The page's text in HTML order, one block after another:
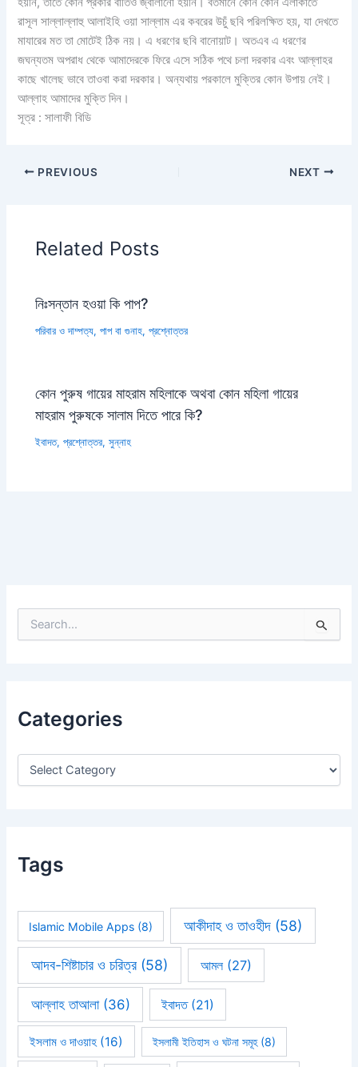
রাসূল সাল্লাল্লাহু আলাইহি ওয়া সাল্লাম এর কবরের উচুঁ ছবি পরিলক্ষিত হয়, যা দেখতে
মাযারের মত তা মোটেই ঠিক নয়। এ ধরণের ছবি বানোয়াট। অতএব এ ধরণের
জঘন্যতম অপরাধ থেকে আমাদেরকে ফিরে এসে সঠিক পথে চলা দরকার এবং আল্লাহর
কাছে খালেছ ভাবে তাওবা করা দরকার। অন্যথায় পরকালে মুক্তির কোন উপায় নেই।
আল্লাহ আমাদের মুক্তি দিন।
সূত্র : সালাফী বিডি
PREVIOUS NEXT
Related Posts
নিঃসন্তান হওয়া কি পাপ?
পরিবার ও দাম্পত্য,পাপ বা গুনাহ,প্রশ্নোত্তর
কোন পুরুষ গায়ের মাহরাম মহিলাকে অথবা কোন মহিলা গায়ের
মাহরাম পুরুষকে সালাম দিতে পারে কি?
ইবাদত,প্রশ্নোত্তর,সুন্নাহ
e
f
r
Categories
Tags
Islamic Mobile Apps (8) আকীদাহ ও তাওহীদ(58)
আদব-শিষ্টাচার ও চরিত্র(58) আমল(27)
আল্লাহ তাআলা(36) ইবাদত(21)
ইসলাম ও দাওয়াহ (16) ইসলামী ইতিহাস ও ঘটনা সমূহ(8)